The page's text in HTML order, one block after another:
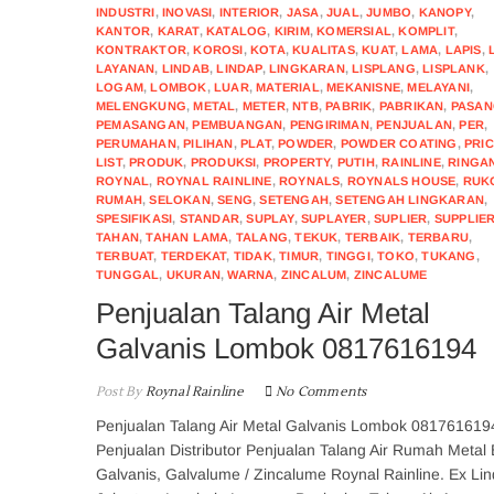
INDUSTRI,INOVASI, INTERIOR, JASA,JUAL,JUMBO, KANOPY,
KANTOR, KARAT,KATALOG, KIRIM,KOMERSIAL,KOMPLIT,
KONTRAKTOR,KOROSI,KOTA,KUALITAS,KUAT,LAMA, LAPIS,
LAYANAN, LINDAB,LINDAP,LINGKARAN,LISPLANG,LISPLANK,
LOGAM,LOMBOK,LUAR,MATERIAL,MEKANISNE,MELAYANI,
MELENGKUNG,METAL, METER,NTB,PABRIK, PABRIKAN,
PEMASANGAN,PEMBUANGAN, PENGIRIMAN,PENJUALAN,PER,
PERUMAHAN,PILIHAN,PLAT,POWDER, POWDER COATING ,
LIST,PRODUK, PRODUKSI, PROPERTY, PUTIH,RAINLINE,
ROYNAL, ROYNAL RAINLINE,ROYNALS, ROYNALS HOUSE,
RUMAH,SELOKAN,SENG,SETENGAH,SETENGAH LINGKARAN,
SPESIFIKASI, STANDAR,SUPLAY,SUPLAYER,SUPLIER, SUPPLIER
TAHAN,TAHAN LAMA, TALANG,TEKUK, TERBAIK, TERBARU,
TERBUAT, TERDEKAT, TIDAK,TIMUR, TINGGI,TOKO,TUKANG ,
TUNGGAL, UKURAN,WARNA, ZINCALUM, ZINCALUME
Penjualan Talang Air Metal
Galvanis Lombok 0817616194
Post ByRoynal Rainline No Comments
Penjualan Talang Air Metal Galvanis Lombok
Penjualan Distributor Penjualan Talang Air Rumah Metal
Galvanis, Galvalume / Zincalume Roynal Rainline. Ex